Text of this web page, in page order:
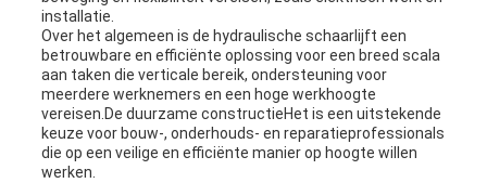
installatie.
Over het algemeen is de hydraulische schaarlijft een
betrouwbare en efficiënte oplossing voor een breed scala
aan taken die verticale bereik, ondersteuning voor
meerdere werknemers en een hoge werkhoogte
vereisen.De duurzame constructieHet is een uitstekende
keuze voor bouw-, onderhouds- en reparatieprofessionals
die op een veilige en efficiënte manier op hoogte willen
werken.